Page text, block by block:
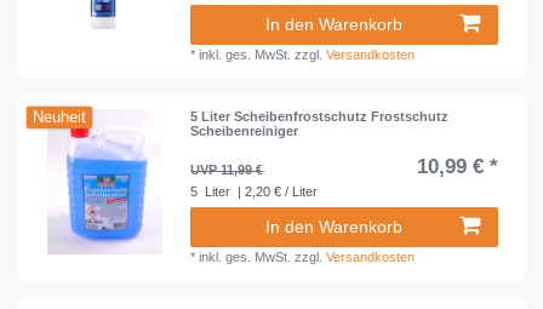
In den Warenkorb
*inkl. ges. MwSt. zzgl.Versandkosten
Neuheit
5 Liter Scheibenfrostschutz Frostschutz
Scheibenreiniger
UVP 11,99 € 10,99 € *
5 Liter | 2,20 € / Liter
In den Warenkorb
*inkl. ges. MwSt. zzgl.Versandkosten